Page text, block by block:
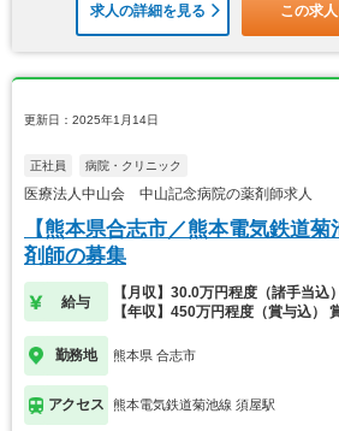
求人の詳細を見る この求
更新日：2025年1月14日
正社員 病院・クリニック
医療法人中山会 中山記念病院の薬剤師求人
【熊本県合志市／熊本電気鉄道
剤師の募集
給与
【月収】30.0万円程度（諸手当込
【年収】450万円程度（賞与込）
勤務地 熊本県 合志市
アクセス 熊本電気鉄道菊池線 須屋駅